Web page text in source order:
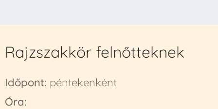
Rajzszakkör felnőtteknek
Időpont: péntekenként
Óra: